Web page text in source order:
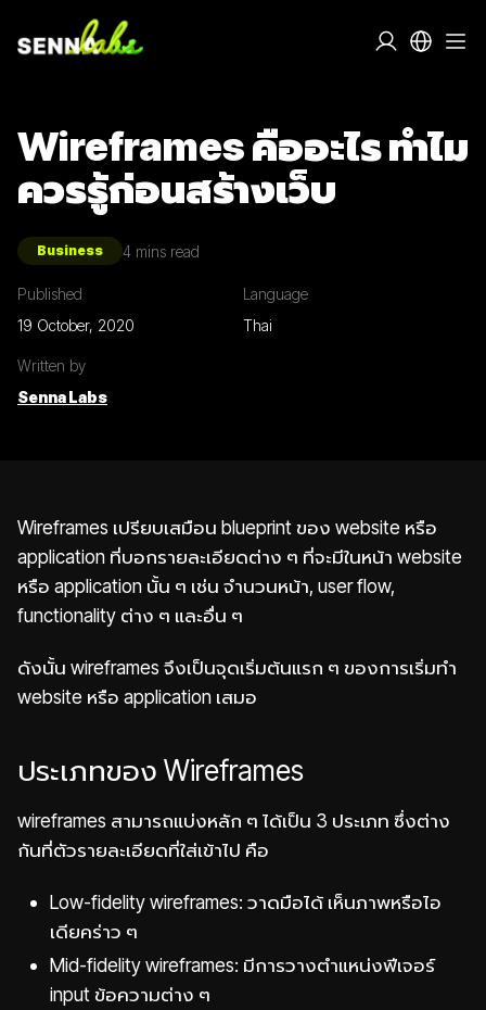
Wireframes คืออะไร ทำไม
ควรรู้ก่อนสร้างเว็บ
Business 4 mins read
Published
19 October, 2020
Language
Thai
Written by
Senna Labs
Wireframes เปรียบเสมือน blueprint ของ website หรือ
application ที่บอกรายละเอียดต่าง ๆ ที่จะมีในหน้า website
หรือ application นั้น ๆ เช่น จำนวนหน้า, user flow,
functionality ต่าง ๆ และอื่น ๆ
ดังนั้น wireframes จึงเป็นจุดเริ่มต้นแรก ๆ ของการเริ่มทำ
website หรือ application เสมอ
ประเภทของ Wireframes
wireframes สามารถแบ่งหลัก ๆ ได้เป็น 3 ประเภท ซึ่งต่าง
กันที่ตัวรายละเอียดที่ใส่เข้าไป คือ
Low-fidelity wireframes: วาดมือได้ เห็นภาพหรือไอ
เดียคร่าว ๆ
Mid-fidelity wireframes: มีการวางตำแหน่งฟีเจอร์
input ข้อความต่าง ๆ